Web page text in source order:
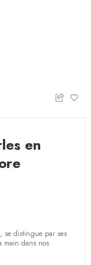
en
se distingue par ses
main dans nos